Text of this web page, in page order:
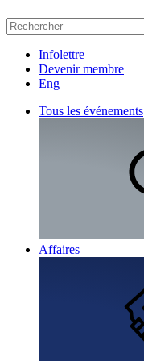
Infolettre
Devenir membre
Eng
Tous les événements
Affaires